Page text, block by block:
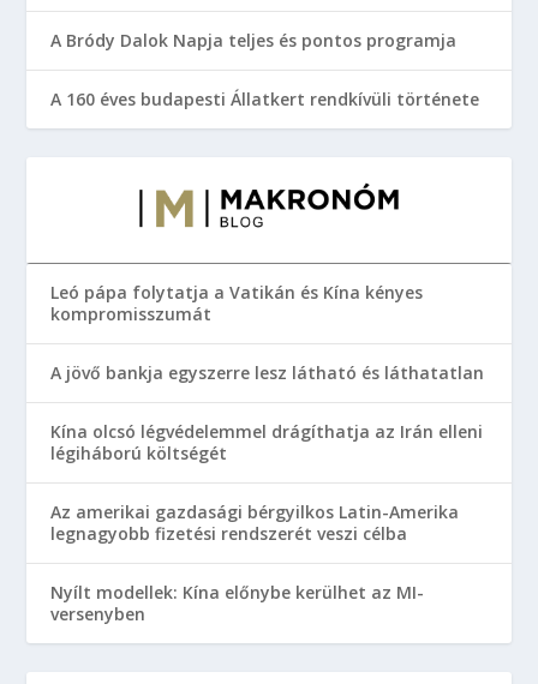
A Bródy Dalok Napja teljes és pontos programja
A 160 éves budapesti Állatkert rendkívüli története
Leó pápa folytatja a Vatikán és Kína kényes
kompromisszumát
A jövő bankja egyszerre lesz látható és láthatatlan
Kína olcsó légvédelemmel drágíthatja az Irán elleni
légiháború költségét
Az amerikai gazdasági bérgyilkos Latin-Amerika
legnagyobb fizetési rendszerét veszi célba
Nyílt modellek: Kína előnybe kerülhet az MI-
versenyben